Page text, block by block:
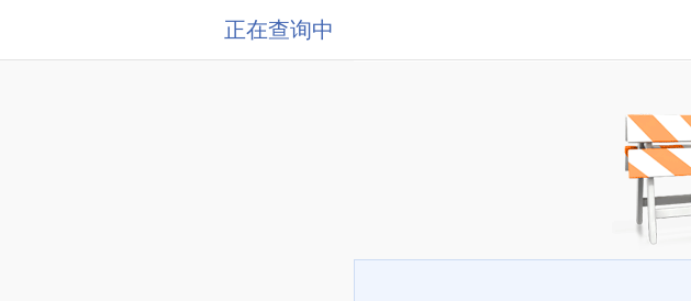
正在查询中